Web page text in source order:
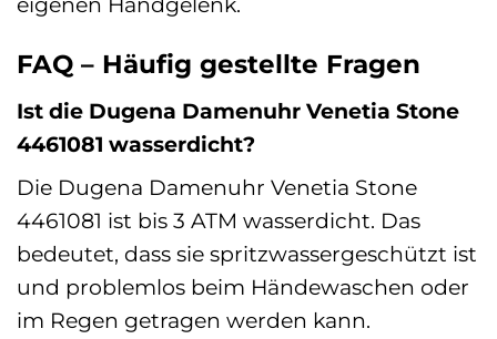
FAQ – Häufig gestellte Fragen
Ist die Dugena Damenuhr Venetia Stone
4461081 wasserdicht?
Die Dugena Damenuhr Venetia Stone
4461081 ist bis 3 ATM wasserdicht. Das
bedeutet, dass sie spritzwassergeschützt ist
und problemlos beim Händewaschen oder
im Regen getragen werden kann.